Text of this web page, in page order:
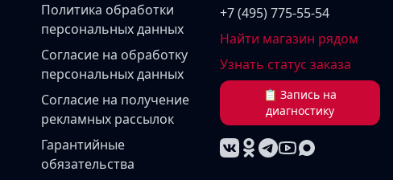
Политика обработки
персональных данных
Согласие на обработку
персональных данных
Согласие на получение
рекламных рассылок
Гарантийные
обязательства
+7 (495) 775-55-54
Найти магазин рядом
Узнать статус заказа
📋 Запись на
диагностику